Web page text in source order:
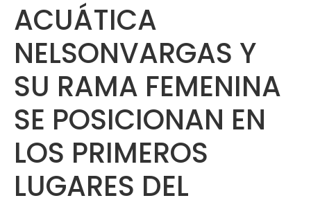
ACUÁTICA
NELSONVARGAS Y
SU RAMA FEMENINA
SE POSICIONAN EN
LOS PRIMEROS
LUGARES DEL